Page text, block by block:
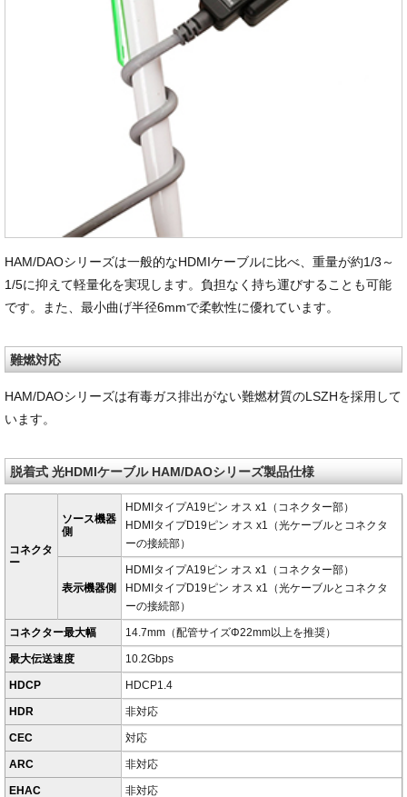
HAM/DAOシリーズは一般的なHDMIケーブルに比べ、重量が約1/3～
1/5に抑えて軽量化を実現します。負担なく持ち運びすることも可能
です。また、最小曲げ半径6mmで柔軟性に優れています。
難燃対応
HAM/DAOシリーズは有毒ガス排出がない難燃材質のLSZHを採用して
います。
脱着式 光HDMIケーブル HAM/DAOシリーズ製品仕様
コネクタ
ー
ソース機器
側
HDMIタイプA19ピン オス x1（コネクター部）
HDMIタイプD19ピン オス x1（光ケーブルとコネクタ
ーの接続部）
表示機器側
HDMIタイプA19ピン オス x1（コネクター部）
HDMIタイプD19ピン オス x1（光ケーブルとコネクタ
ーの接続部）
コネクター最大幅 14.7mm（配管サイズΦ22mm以上を推奨）
最大伝送速度 10.2Gbps
HDCP HDCP1.4
HDR 非対応
CEC 対応
ARC 非対応
EHAC 非対応